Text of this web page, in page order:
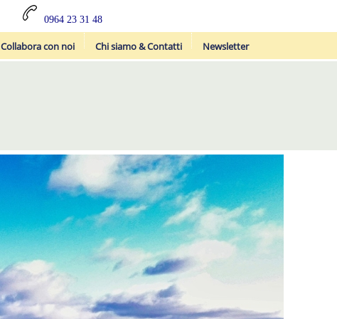
0964 23 31 48
Collabora con noi Chi siamo & Contatti Newsletter